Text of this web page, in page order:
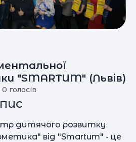
"SMARTUM" (Львів)
голосів
дитячого розвитку
від "Smartum" - це